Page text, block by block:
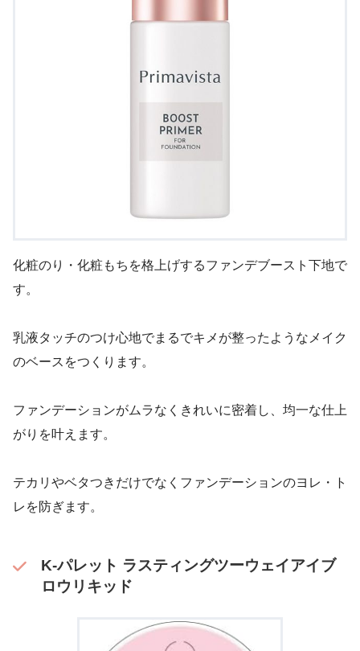
化粧のり・化粧もちを格上げするファンデブースト下地で
す。
乳液タッチのつけ心地でまるでキメが整ったようなメイク
のベースをつくります。
ファンデーションがムラなくきれいに密着し、均一な仕上
がりを叶えます。
テカリやベタつきだけでなくファンデーションのヨレ・ト
レを防ぎます。
K-パレット ラスティングツーウェイアイブ
ロウリキッド